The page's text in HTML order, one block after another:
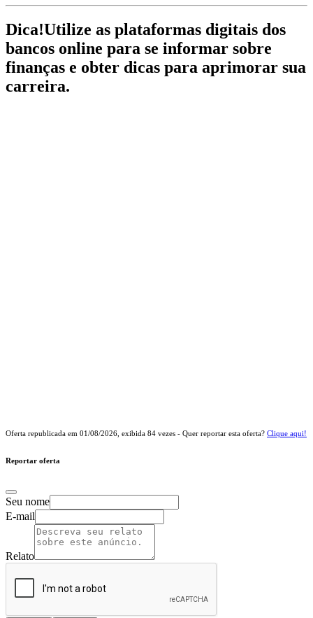
Dica!Utilize as plataformas digitais dos
bancos online para se informar sobre
finanças e obter dicas para aprimorar sua
carreira.
Oferta republicada em 01/08/2026 , exibida 84 vezes - Quer reportar esta oferta? Clique aqui!
Reportar oferta
Seu nome
E-mail
Relato